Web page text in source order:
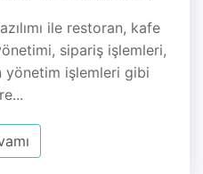
ile restoran, kafe
sipariş işlemleri,
yönetim işlemleri gibi